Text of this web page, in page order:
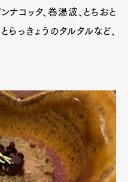
コッタ、巻湯波、とちおと
っきょうのタルタルなど、